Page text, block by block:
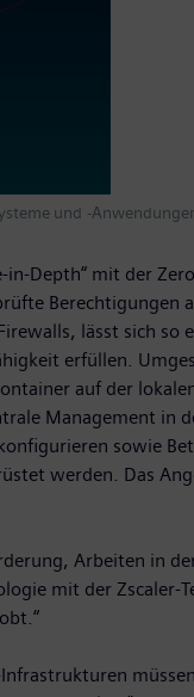
und -
in-Depth“ mit der
Berechtigungen
lässt sich so
erfüllen.
auf der
Management in
sowie
werden. Das
Arbeiten in
mit der Zscaler-